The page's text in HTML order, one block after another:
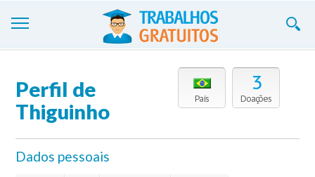
Cadastre-se
Blog
País
3
Doações
Perfil de
Thiguinho
Dados pessoais